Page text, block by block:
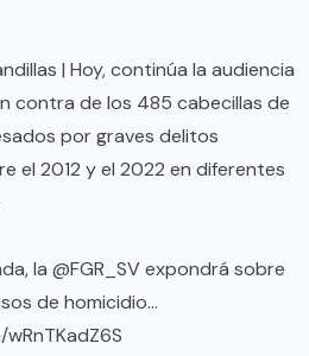
| Hoy, continúa la audiencia
contra de los 485 cabecillas de
por graves delitos
el 2012 y el 2022 en diferentes
la @FGR_SVexpondrá sobre
de homicidio…